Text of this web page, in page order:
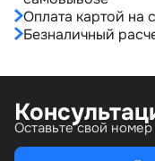
Оплата картой на
Безналичный
Оставьте свой